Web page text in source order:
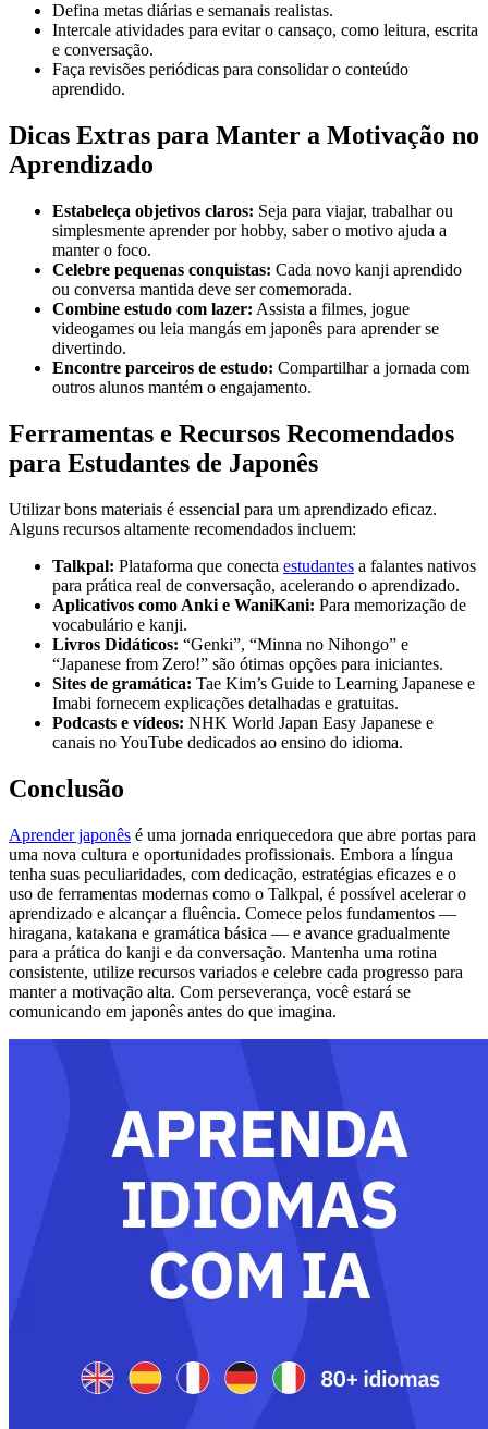
Defina metas diárias e semanais realistas.
Intercale atividades para evitar o cansaço, como leitura, escrita
e conversação.
Faça revisões periódicas para consolidar o conteúdo
aprendido.
Dicas Extras para Manter a Motivação no
Aprendizado
Estabeleça objetivos claros: Seja para viajar, trabalhar ou
simplesmente aprender por hobby, saber o motivo ajuda a
manter o foco.
Celebre pequenas conquistas: Cada novo kanji aprendido
ou conversa mantida deve ser comemorada.
Combine estudo com lazer: Assista a filmes, jogue
videogames ou leia mangás em japonês para aprender se
divertindo.
Encontre parceiros de estudo: Compartilhar a jornada com
outros alunos mantém o engajamento.
Ferramentas e Recursos Recomendados
para Estudantes de Japonês
Utilizar bons materiais é essencial para um aprendizado eficaz.
Alguns recursos altamente recomendados incluem:
Talkpal: Plataforma que conecta estudantes a falantes nativos
para prática real de conversação, acelerando o aprendizado.
Aplicativos como Anki e WaniKani: Para memorização de
vocabulário e kanji.
Livros Didáticos: “Genki”, “Minna no Nihongo” e
“Japanese from Zero!” são ótimas opções para iniciantes.
Sites de gramática: Tae Kim’s Guide to Learning Japanese e
Imabi fornecem explicações detalhadas e gratuitas.
Podcasts e vídeos: NHK World Japan Easy Japanese e
canais no YouTube dedicados ao ensino do idioma.
Conclusão
Aprender japonês é uma jornada enriquecedora que abre portas para
uma nova cultura e oportunidades profissionais. Embora a língua
tenha suas peculiaridades, com dedicação, estratégias eficazes e o
uso de ferramentas modernas como o Talkpal, é possível acelerar o
aprendizado e alcançar a fluência. Comece pelos fundamentos —
hiragana, katakana e gramática básica — e avance gradualmente
para a prática do kanji e da conversação. Mantenha uma rotina
consistente, utilize recursos variados e celebre cada progresso para
manter a motivação alta. Com perseverança, você estará se
comunicando em japonês antes do que imagina.